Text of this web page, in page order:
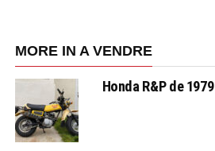
MORE IN A VENDRE
Honda R&P de 1979